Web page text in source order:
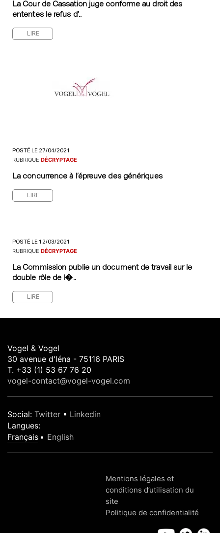
La Cour de Cassation juge conforme au droit des
ententes le refus d’..
LIRE
POSTÉ LE 27/04/2021
RUBRIQUE DÉCRYPTAGE
La concurrence à l’épreuve des génériques
LIRE
POSTÉ LE 12/03/2021
RUBRIQUE DÉCRYPTAGE
La Commission publie un document de travail sur le
double rôle de l�..
LIRE
Vogel & Vogel
30 avenue d'léna - 75116 PARIS
T. +33 (1) 53 67 76 20
vogel-contact@vogel-vogel.com
Social: Twitter • Linkedin
Langues:
Français
English
Mentions légales et
conditions d’utilisation du
site
Politique de confidentialité